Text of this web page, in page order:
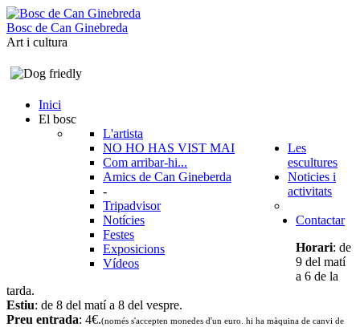
Bosc de Can Ginebreda
Art i cultura
Inici
El bosc
L'artista
NO HO HAS VIST MAI
Com arribar-hi...
Amics de Can Gineberda
-
Tripadvisor
Les
escultures
Noticies i
activitats
Notícies
Festes
Exposicions
Vídeos
Contactar
Horari: de
9 del matí
a 6 de la
tarda.
Estiu: de 8 del matí a 8 del vespre.
Preu entrada: 4€.(només s'accepten monedes d'un euro. hi ha màquina de canvi de